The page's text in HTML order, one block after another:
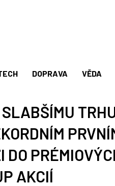
DOPRAVA VĚDA
AKCIÍ